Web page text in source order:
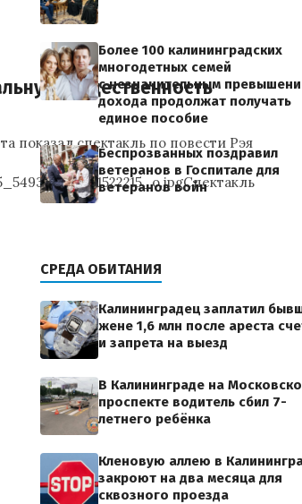
общественность
показал спектакль по повести Рэя
Более 100 калининградских
многодетных семей
с незначительным
дохода продолжат получать
единое пособие
Беспрозванных поздравил
ветеранов в Госпитале для
ветеранов войн
СРЕДА ОБИТАНИЯ
Калининградец заплатил
жене 1,6 млн после ареста
и запрета на выезд
В Калининграде на
проспекте водитель сбил 7-
летнего ребёнка
Кленовую аллею в
закроют на два месяца для
сквозного проезда